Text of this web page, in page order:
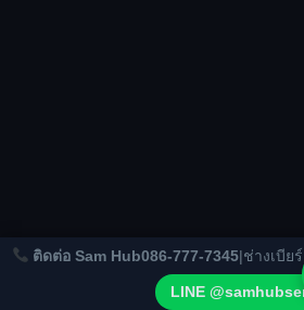
ติดต่อ Sam Hub086-777-7345|ช่างเบีย
LINE